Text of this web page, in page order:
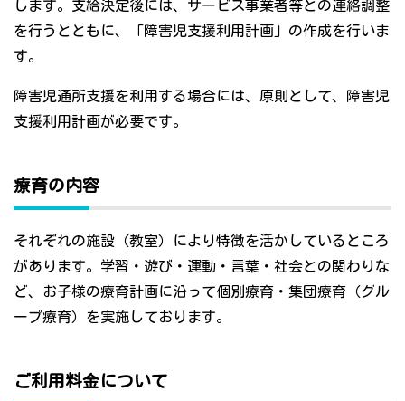
します。支給決定後には、サービス事業者等との連絡調整
を行うとともに、「障害児支援利用計画」の作成を行いま
す。
障害児通所支援を利用する場合には、原則として、障害児
支援利用計画が必要です。
療育の内容
それぞれの施設（教室）により特徴を活かしているところ
があります。学習・遊び・運動・言葉・社会との関わりな
ど、お子様の療育計画に沿って個別療育・集団療育（グル
ープ療育）を実施しております。
ご利用料金について